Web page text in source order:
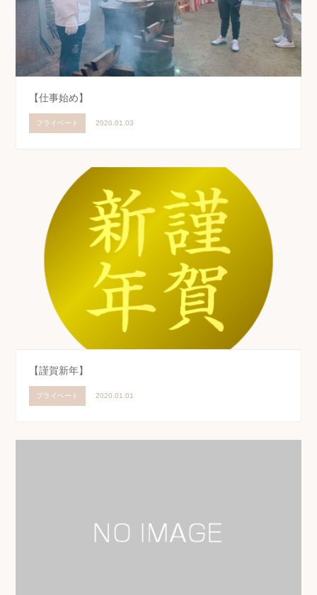
【仕事始め】
プライベート 2020.01.03
【謹賀新年】
プライベート 2020.01.01